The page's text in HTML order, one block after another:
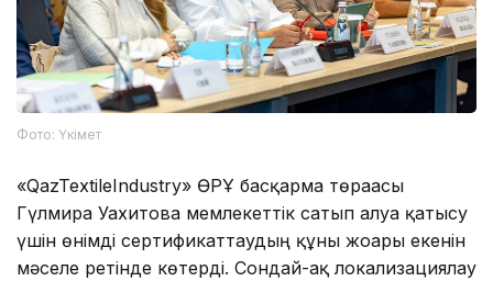
Фото: Үкімет
«QazTextileIndustry» ӨРҰ басқарма төрағасы
Гүлмира Уахитова мемлекеттік сатып алуға қатысу
үшін өнімді сертификаттаудың құны жоғары екенін
мәселе ретінде көтерді. Сондай-ақ локализациялау